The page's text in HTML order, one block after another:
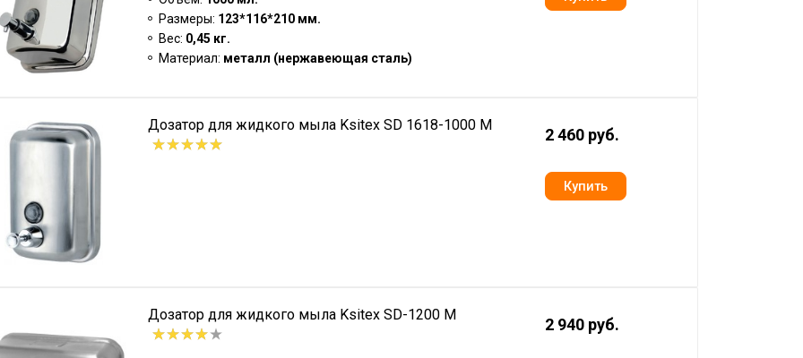
Размеры: 123*116*210 мм.
Вес: 0,45 кг.
Материал: металл (нержавеющая сталь)
Дозатор для жидкого мыла Ksitex SD 1618-1000 M
2 460 руб.
Дозатор для жидкого мыла Ksitex SD-1200 M
2 940 руб.